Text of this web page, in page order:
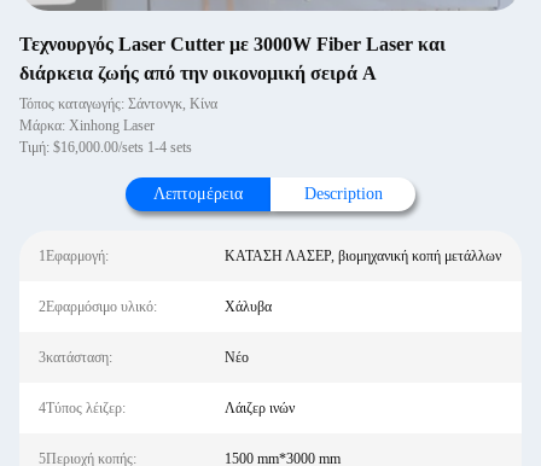
Τεχνουργός Laser Cutter με 3000W Fiber Laser και
διάρκεια ζωής από την οικονομική σειρά A
Τόπος καταγωγής: Σάντονγκ, Κίνα
Μάρκα: Xinhong Laser
Τιμή: $16,000.00/sets 1-4 sets
Λεπτομέρεια Description
1Εφαρμογή: ΚΑΤΑΣΗ ΛΑΣΕΡ, βιομηχανική κοπή μετάλλων
2Εφαρμόσιμο υλικό: Χάλυβα
3κατάσταση: Νέο
4Τύπος λέιζερ: Λάιζερ ινών
5Περιοχή κοπής: 1500 mm*3000 mm